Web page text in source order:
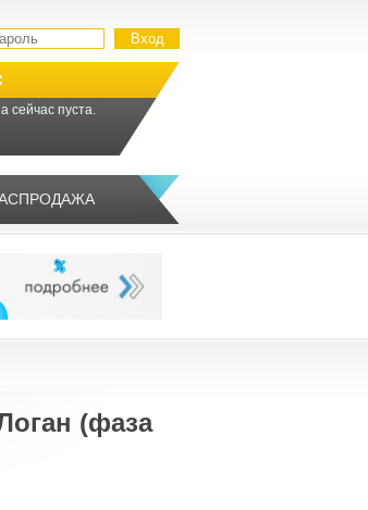
сейчас пуста.
(фаза